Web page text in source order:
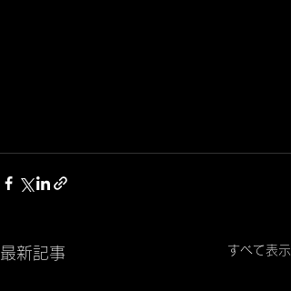
最新記事 すべて表示